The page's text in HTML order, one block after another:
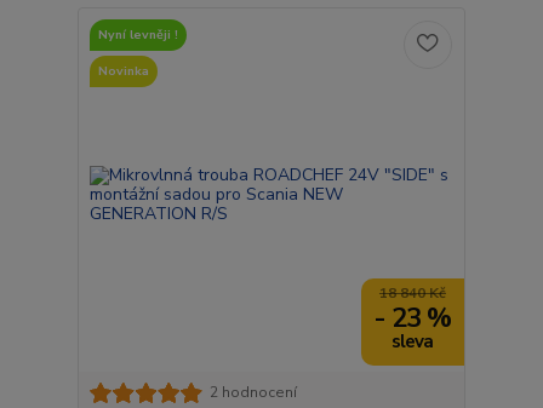
Nyní levněji !
Novinka
18 840 Kč
- 23 %
2 hodnocení